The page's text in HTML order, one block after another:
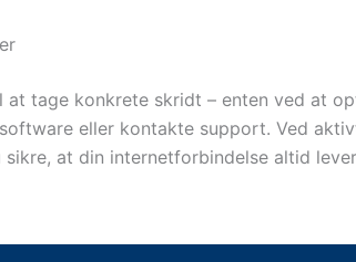
tage konkrete skridt – enten ved at
eller kontakte support. Ved
at din internetforbindelse altid